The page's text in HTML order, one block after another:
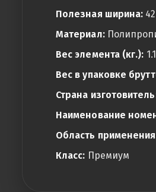
Полезная ширина:
Материал:
Вес элемента (кг.):
Вес в упаковке
Страна
Наименование
Область
Класс: Премиум